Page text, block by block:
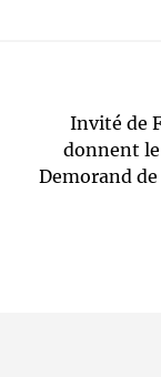
Invité de
donnent
Demorand